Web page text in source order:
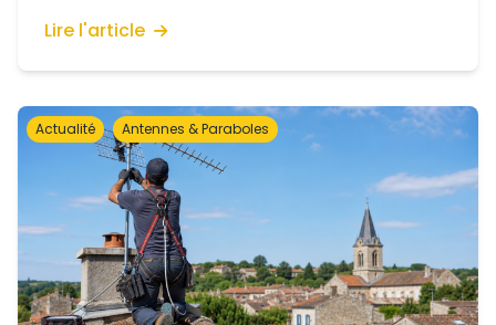
votre logement, sans jargon.
Lire l'article
Actualité Antennes & Paraboles